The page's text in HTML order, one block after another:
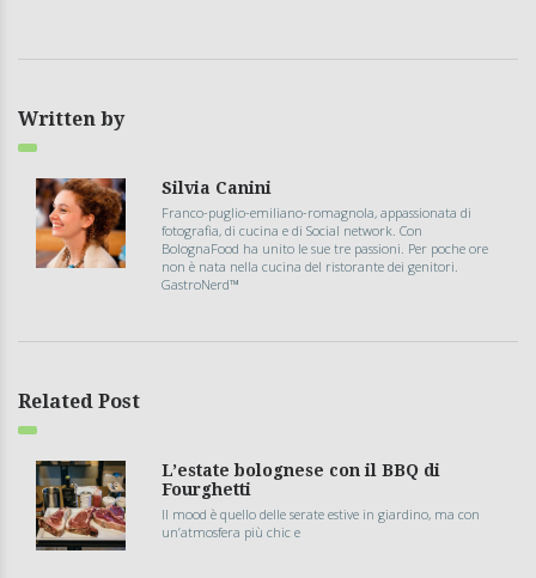
Written by
Silvia Canini
Franco-puglio-emiliano-romagnola, appassionata di
fotografia, di cucina e di Social network. Con
BolognaFood ha unito le sue tre passioni. Per poche ore
non è nata nella cucina del ristorante dei genitori.
GastroNerd™
Related Post
L’estate bolognese con il BBQ di
Fourghetti
Il mood è quello delle serate estive in giardino, ma con
un’atmosfera più chic e